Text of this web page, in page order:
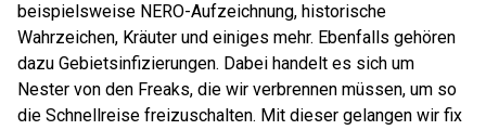
beispielsweise NERO-Aufzeichnung, historische
Wahrzeichen, Kräuter und einiges mehr. Ebenfalls gehören
dazu Gebietsinfizierungen. Dabei handelt es sich um
Nester von den Freaks, die wir verbrennen müssen, um so
die Schnellreise freizuschalten. Mit dieser gelangen wir fix